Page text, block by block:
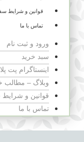
قوانین و شرایط
تماس با ما
ورود و ثبت نام
سبد خرید
اینستاگرام پت
وبلاگ – مطالب
قوانین و
تماس با ما